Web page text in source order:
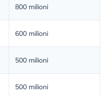
800 milioni
600 milioni
500 milioni
500 milioni